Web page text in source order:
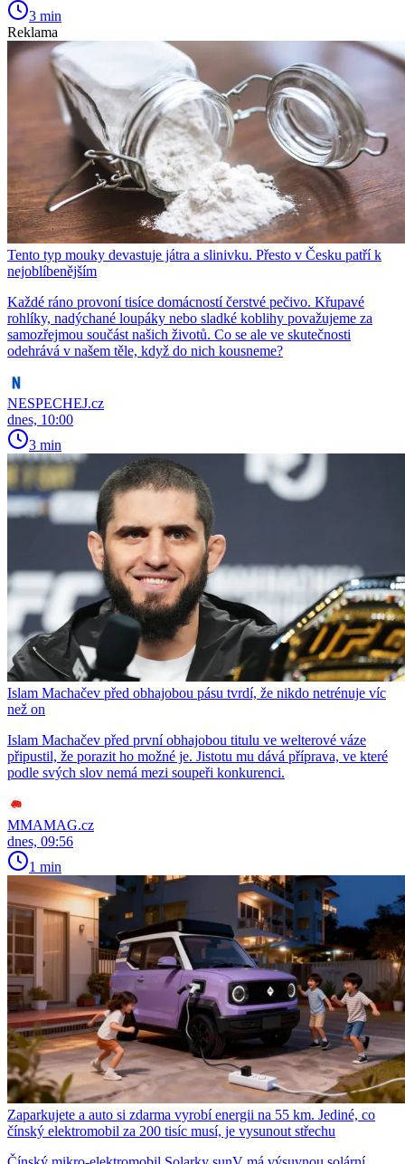
3 min
Reklama
Tento typ mouky devastuje játra a slinivku. Přesto v Česku patří k
nejoblíbenějším
Každé ráno provoní tisíce domácností čerstvé pečivo. Křupavé
rohlíky, nadýchané loupáky nebo sladké koblihy považujeme za
samozřejmou součást našich životů. Co se ale ve skutečnosti
odehrává v našem těle, když do nich kousneme?
NESPECHEJ.cz
dnes, 10:00
3 min
Islam Machačev před obhajobou pásu tvrdí, že nikdo netrénuje víc
než on
Islam Machačev před první obhajobou titulu ve welterové váze
připustil, že porazit ho možné je. Jistotu mu dává příprava, ve které
podle svých slov nemá mezi soupeři konkurenci.
MMAMAG.cz
dnes, 09:56
1 min
Zaparkujete a auto si zdarma vyrobí energii na 55 km. Jediné, co
čínský elektromobil za 200 tisíc musí, je vysunout střechu